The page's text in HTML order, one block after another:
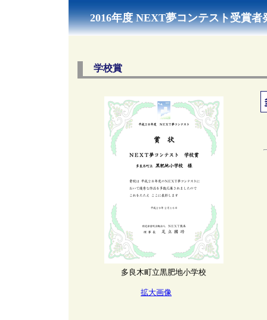
2016年度 NEXT夢コンテスト受賞者
学校賞
多良木町立黒肥地小学校
拡大画像